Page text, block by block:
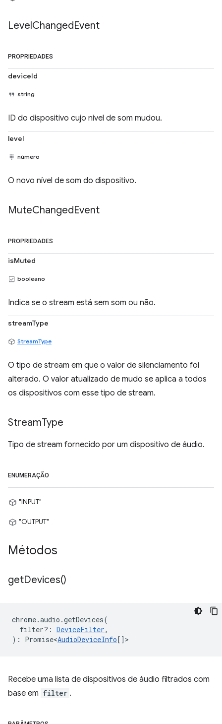
LevelChangedEvent
PROPRIEDADES
deviceId
string
ID do dispositivo cujo nível de som mudou.
level
número
O novo nível de som do dispositivo.
MuteChangedEvent
PROPRIEDADES
isMuted
booleano
Indica se o stream está sem som ou não.
streamType
StreamType
O tipo de stream em que o valor de silenciamento foi
alterado. O valor atualizado de mudo se aplica a todos
os dispositivos com esse tipo de stream.
StreamType
Tipo de stream fornecido por um dispositivo de áudio.
ENUMERAÇÃO
"INPUT"
"OUTPUT"
Métodos
getDevices()
chrome.audio .getDevices(
filter? : DeviceFilter,
) : Promise<AudioDeviceInfo[] >
Recebe uma lista de dispositivos de áudio filtrados com
base em filter .